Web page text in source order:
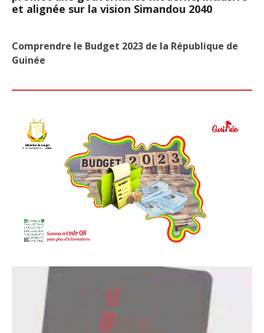
et alignée sur la vision Simandou 2040
Comprendre le Budget 2023 de la République de
Guinée